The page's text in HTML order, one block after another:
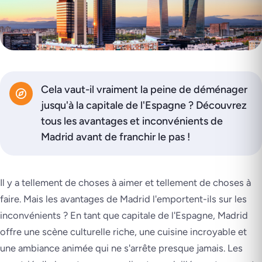
Cela vaut-il vraiment la peine de déménager
jusqu'à la capitale de l'Espagne ? Découvrez
tous les avantages et inconvénients de
Madrid avant de franchir le pas !
Il y a tellement de choses à aimer et tellement de choses à
faire. Mais les avantages de Madrid l'emportent-ils sur les
inconvénients ? En tant que capitale de l'Espagne, Madrid
offre une scène culturelle riche, une cuisine incroyable et
une ambiance animée qui ne s'arrête presque jamais. Les